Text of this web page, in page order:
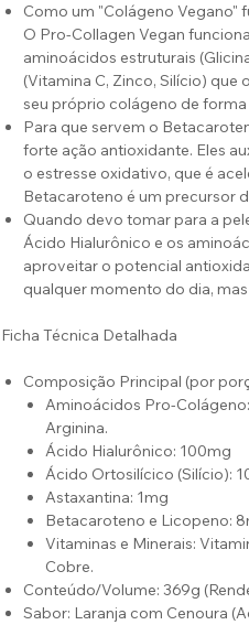
Como um "Colágeno Vegano"
O Pro-Collagen Vegan
aminoácidos estruturais
(Vitamina C, Zinco, Silício)
seu próprio colágeno de
Para que servem o
forte ação antioxidante. Eles
o estresse oxidativo, que é
Betacaroteno é um precursor
Quando devo tomar para a
Ácido Hialurônico e os
aproveitar o potencial
qualquer momento do dia,
Ficha Técnica Detalhada
Composição Principal (por
Aminoácidos Pro-
Arginina.
Ácido Hialurônico: 100mg
Ácido Ortosilícico (Silício):
Astaxantina: 1mg
Betacaroteno e Licopeno:
Vitaminas e Minerais:
Cobre.
Conteúdo/Volume: 369g
Sabor: Laranja com Cenoura